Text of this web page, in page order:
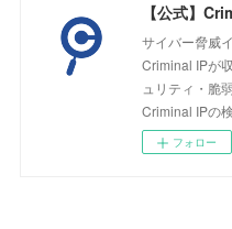
【公式】
サイバー脅威
Criminal IPが
ュリティ・脆
Criminal IPの
フォロー